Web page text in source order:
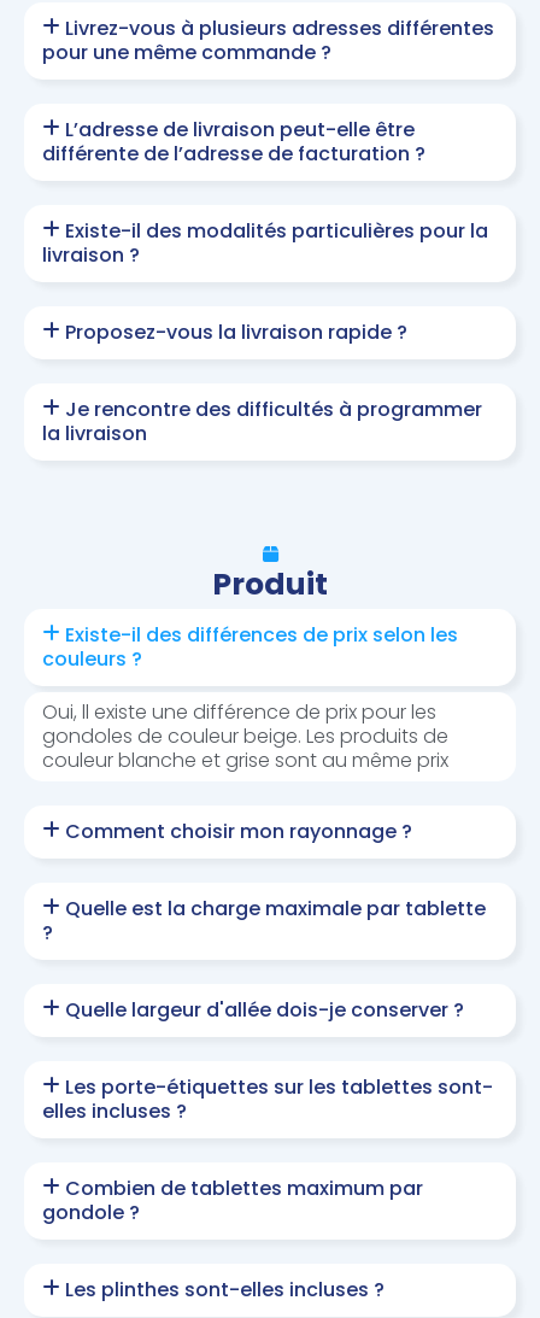
Livrez-vous à plusieurs adresses différentes
pour une même commande ?
L’adresse de livraison peut-elle être
différente de l’adresse de facturation ?
Existe-il des modalités particulières pour la
livraison ?
Proposez-vous la livraison rapide ?
Je rencontre des difficultés à programmer
la livraison
Produit
Existe-il des différences de prix selon les
couleurs ?
Oui, ll existe une différence de prix pour les
gondoles de couleur beige. Les produits de
couleur blanche et grise sont au même prix
Comment choisir mon rayonnage ?
Quelle est la charge maximale par tablette
?
Quelle largeur d'allée dois-je conserver ?
Les porte-étiquettes sur les tablettes sont-
elles incluses ?
Combien de tablettes maximum par
gondole ?
Les plinthes sont-elles incluses ?